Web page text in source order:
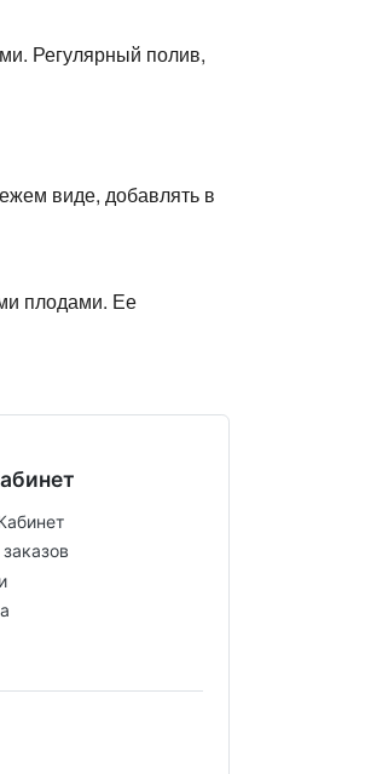
Регулярный полив,
виде, добавлять в
плодами. Ее